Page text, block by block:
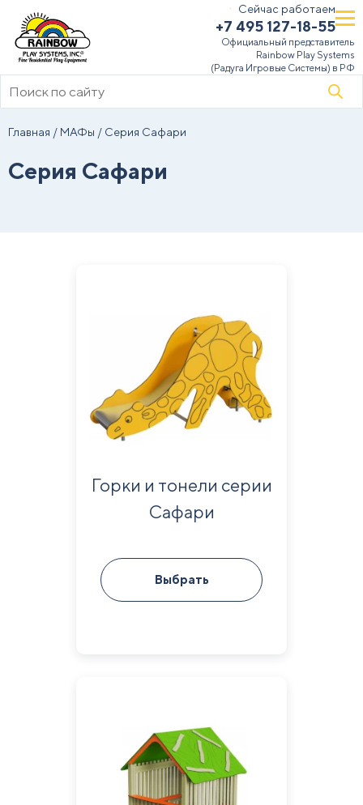
Сейчас работаем
+7 495 127-18-55
Официальный представитель
Rainbow Play Systems
(Радуга Игровые Системы) в РФ
Поиск
товаров
Главная / МАФы / Серия Сафари
Серия Сафари
Горки и тонели серии
Сафари
Выбрать